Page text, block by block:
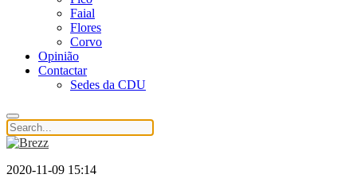
Faial
Flores
Corvo
Opinião
Contactar
Sedes da CDU
2020-11-09 15:14